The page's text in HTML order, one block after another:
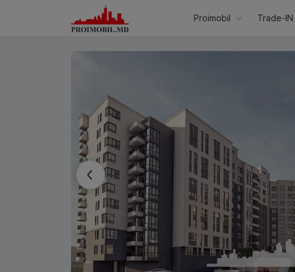
Proimobil Trade-IN